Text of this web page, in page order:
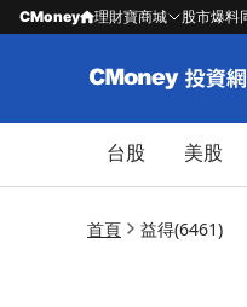
CMoney 理財寶商城 股市爆料
台股 美股
首頁 益得(6461)